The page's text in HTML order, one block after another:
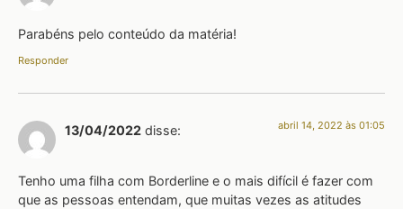
Parabéns pelo conteúdo da matéria!
Responder
13/04/2022 disse: abril 14, 2022 às 01:05
Tenho uma filha com Borderline e o mais difícil é fazer com
que as pessoas entendam, que muitas vezes as atitudes